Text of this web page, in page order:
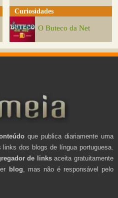
Curiosidades
O Buteco da Net
que publica diariamente uma
dos blogs de língua portuguesa.
de linksaceita gratuitamente
blog , mas não é responsável pelo